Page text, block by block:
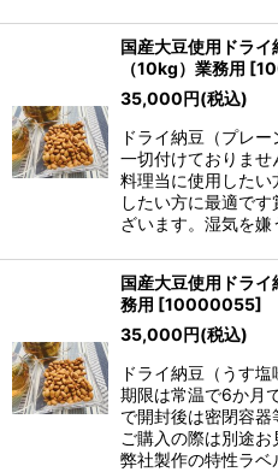
国産大豆使用ドライ
（10kg）業務用 [
35,000 円(税込)
ドライ納豆（プレ
一切付けておりませ
料理当に使用したい
したい方に最適で
ざいます。湿気を
国産大豆使用ドラ
務用 [10000055]
35,000 円(税込)
ドライ納豆（うす
期限は常温で6か月
で開封後は密閉容
ご購入の際は別途お
弊社製作の特性ラ